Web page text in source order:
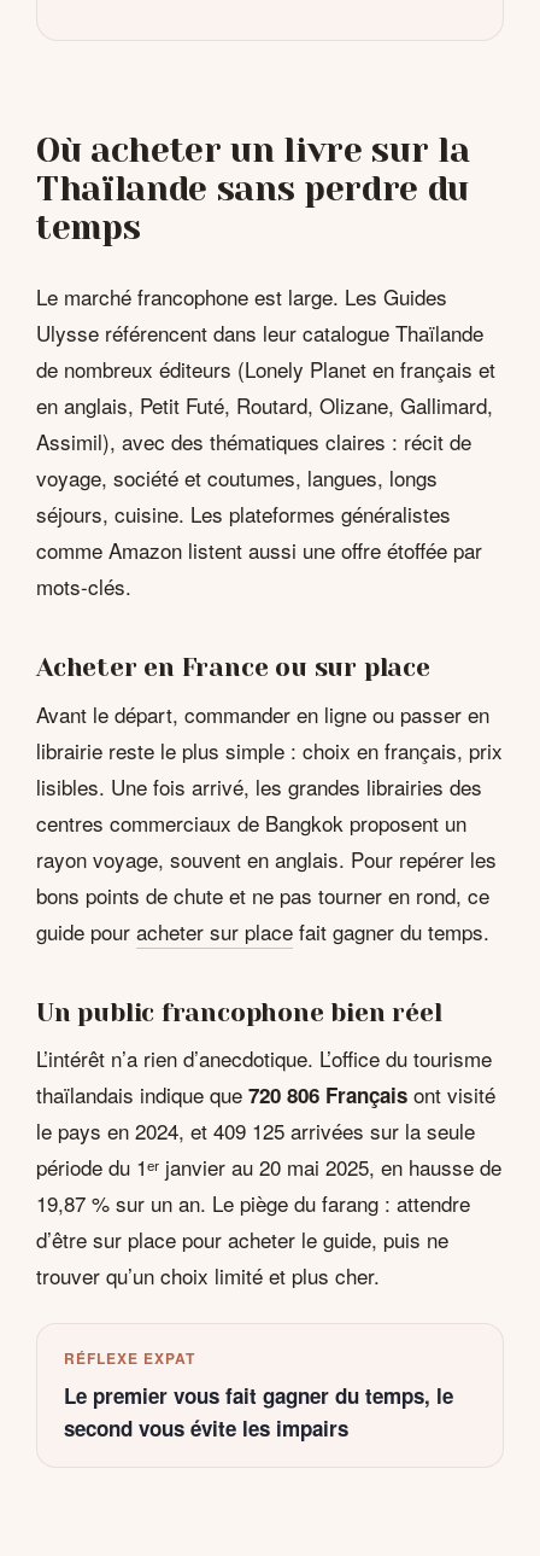
Où acheter un livre sur la
Thaïlande sans perdre du
temps
Le marché francophone est large. Les Guides
Ulysse référencent dans leur catalogue Thaïlande
de nombreux éditeurs (Lonely Planet en français et
en anglais, Petit Futé, Routard, Olizane, Gallimard,
Assimil), avec des thématiques claires : récit de
voyage, société et coutumes, langues, longs
séjours, cuisine. Les plateformes généralistes
comme Amazon listent aussi une offre étoffée par
mots-clés.
Acheter en France ou sur place
Avant le départ, commander en ligne ou passer en
librairie reste le plus simple : choix en français, prix
lisibles. Une fois arrivé, les grandes librairies des
centres commerciaux de Bangkok proposent un
rayon voyage, souvent en anglais. Pour repérer les
bons points de chute et ne pas tourner en rond, ce
guide pour acheter sur place fait gagner du temps.
Un public francophone bien réel
L’intérêt n’a rien d’anecdotique. L’office du tourisme
thaïlandais indique que 720 806 Français ont visité
le pays en 2024, et 409 125 arrivées sur la seule
période du 1ᵉʳ janvier au 20 mai 2025, en hausse de
19,87 % sur un an. Le piège du farang : attendre
d’être sur place pour acheter le guide, puis ne
trouver qu’un choix limité et plus cher.
RÉFLEXE EXPAT
Le premier vous fait gagner du temps, le
second vous évite les impairs